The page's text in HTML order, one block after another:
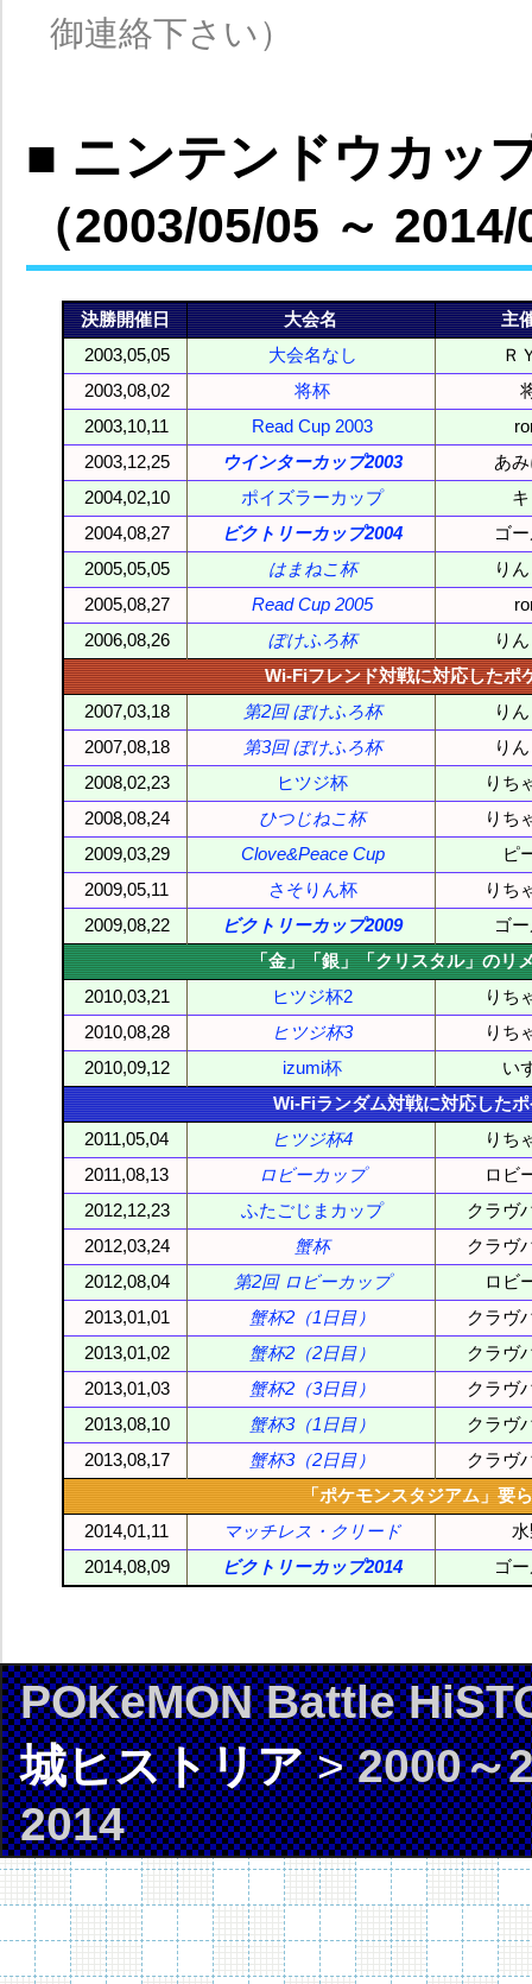
御連絡下さい）
■ ニンテンドウカッ
（2003/05/05 ～
決勝開催日 大会名
主
2003,05,05
大会名なし
Ｒ
2003,08,02
将杯
2003,10,11
Read Cup 2003
2003,12,25
ウインターカップ2003
あ
2004,02,10
ポイズラーカップ
2004,08,27
ビクトリーカップ2004
ゴ
2005,05,05
はまねこ杯
り
2005,08,27
Read Cup 2005
2006,08,26
ぽけふろ杯
り
Wi-Fiフレンド対戦に対応したポ
2007,03,18
第2回 ぽけふろ杯
り
2007,08,18
第3回 ぽけふろ杯
り
2008,02,23
ヒツジ杯
りち
2008,08,24
ひつじねこ杯
りち
2009,03,29
Clove&Peace Cup
ピ
2009,05,11
さそりん杯
りち
2009,08,22
ビクトリーカップ2009
ゴ
「金」「銀」「クリスタル」のリ
2010,03,21
ヒツジ杯2
りち
2010,08,28
ヒツジ杯3
りち
2010,09,12
izumi杯
い
Wi-Fiランダム対戦に対応した
2011,05,04
ヒツジ杯4
りち
2011,08,13
ロビーカップ
ロビ
2012,12,23
ふたごじまカップ
クラヴ
2012,03,24
蟹杯
クラヴ
2012,08,04
第2回 ロビーカップ
ロビ
2013,01,01
蟹杯2（1日目）
クラヴ
2013,01,02
蟹杯2（2日目）
クラヴ
2013,01,03
蟹杯2（3日目）
クラヴ
2013,08,10
蟹杯3（1日目）
クラヴ
2013,08,17
蟹杯3（2日目）
クラヴ
「ポケモンスタジアム」要
2014,01,11
マッチレス・クリード
2014,08,09
ビクトリーカップ2014 ゴ
POKeMON Battle
城ヒストリア>2000～
2014